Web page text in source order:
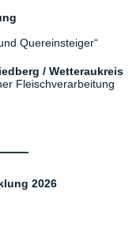
Quereinsteiger“
/ Wetteraukreis
Fleischverarbeitung
2026